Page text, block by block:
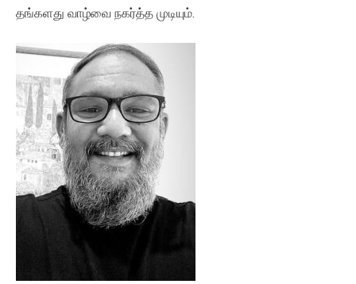
தங்களது வாழ்வை நகர்த்த முடியும்.